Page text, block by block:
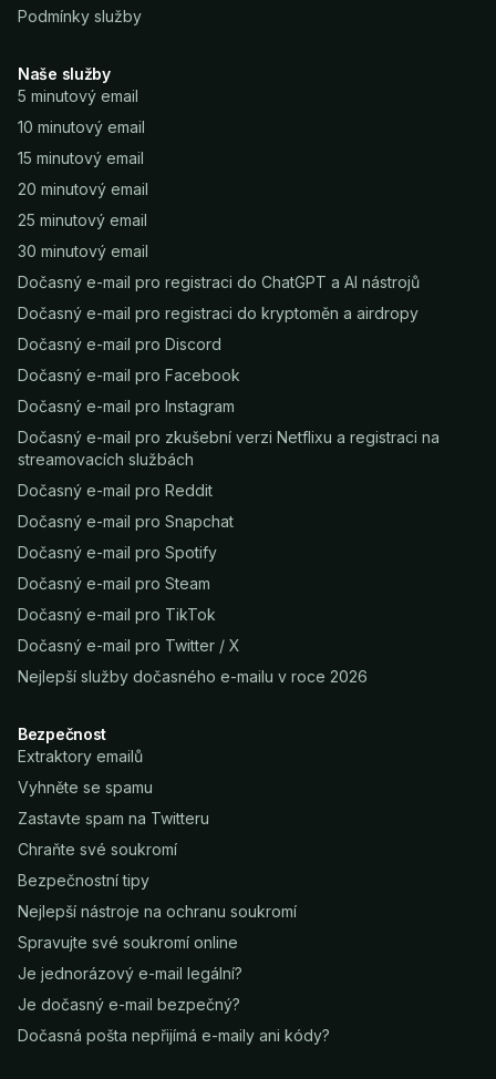
Podmínky služby
Naše služby
5 minutový email
10 minutový email
15 minutový email
20 minutový email
25 minutový email
30 minutový email
Dočasný e-mail pro registraci do ChatGPT a AI nástrojů
Dočasný e-mail pro registraci do kryptoměn a airdropy
Dočasný e-mail pro Discord
Dočasný e-mail pro Facebook
Dočasný e-mail pro Instagram
Dočasný e-mail pro zkušební verzi Netflixu a registraci na
streamovacích službách
Dočasný e-mail pro Reddit
Dočasný e-mail pro Snapchat
Dočasný e-mail pro Spotify
Dočasný e-mail pro Steam
Dočasný e-mail pro TikTok
Dočasný e-mail pro Twitter / X
Nejlepší služby dočasného e-mailu v roce 2026
Bezpečnost
Extraktory emailů
Vyhněte se spamu
Zastavte spam na Twitteru
Chraňte své soukromí
Bezpečnostní tipy
Nejlepší nástroje na ochranu soukromí
Spravujte své soukromí online
Je jednorázový e-mail legální?
Je dočasný e-mail bezpečný?
Dočasná pošta nepřijímá e-maily ani kódy?